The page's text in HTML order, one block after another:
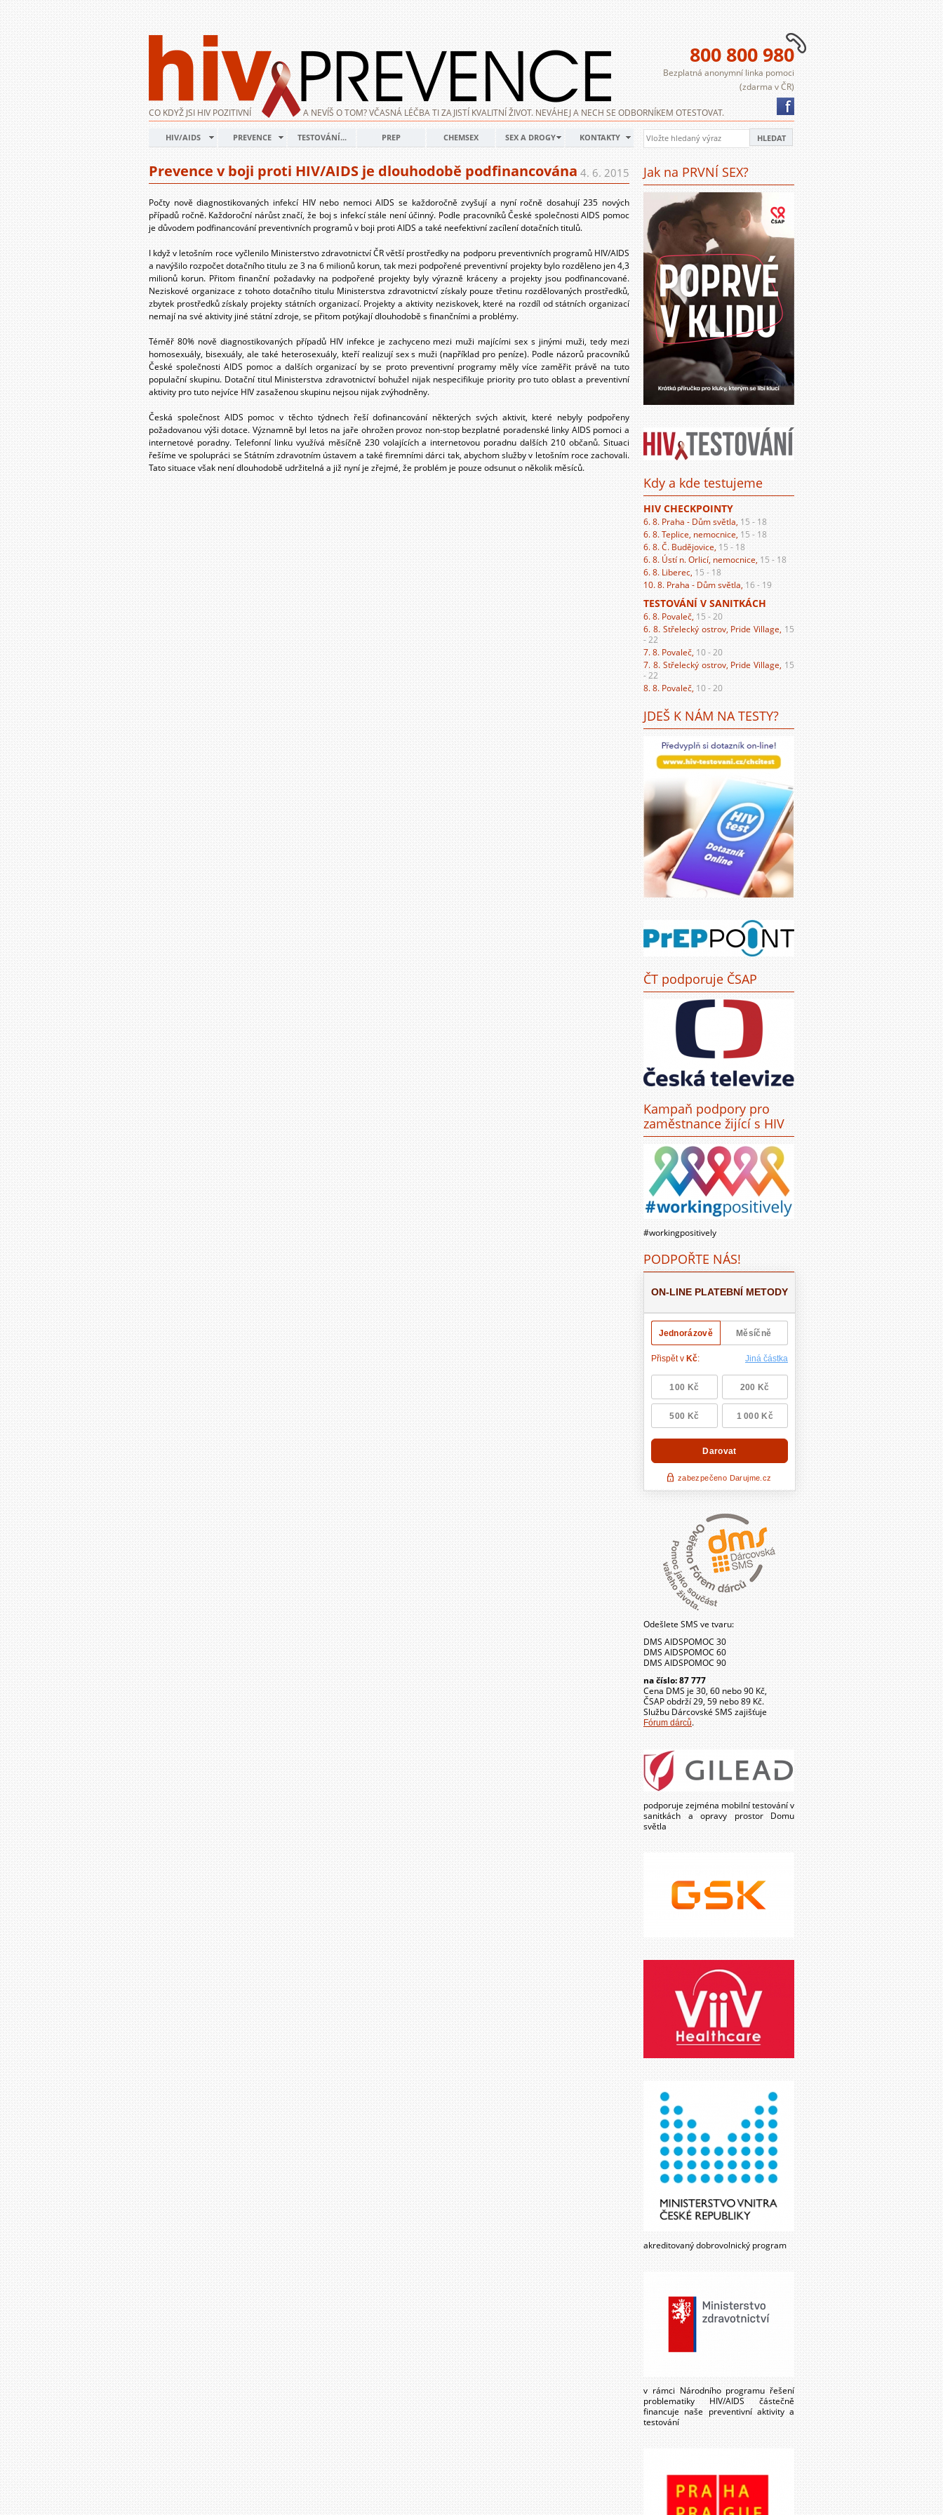
800 800 980
Bezplatná anonymní linka pomoci
(zdarma v ČR)
CO KDYŽ JSI HIV POZITIVNÍ A NEVÍŠ O TOM? VČASNÁ LÉČBA TI ZAJISTÍ KVALITNÍ ŽIVOT. NEVÁHEJ A NECH SE ODBORNÍKEM OTESTOVAT.
HIV/AIDS PREVENCE TESTOVÁNÍ... PREP CHEMSEX SEX A DROGY KONTAKTY
4. 6. 2015
Prevence v boji proti HIV/AIDS je dlouhodobě podfinancována
Počty nově diagnostikovaných infekcí HIV nebo nemoci AIDS se každoročně zvyšují a nyní ročně dosahují 235 nových
případů ročně. Každoroční nárůst značí, že boj s infekcí stále není účinný. Podle pracovníků České společnosti AIDS pomoc
je důvodem podfinancování preventivních programů v boji proti AIDS a také neefektivní zacílení dotačních titulů.
I když v letošním roce vyčlenilo Ministerstvo zdravotnictví ČR větší prostředky na podporu preventivních programů HIV/AIDS
a navýšilo rozpočet dotačního titulu ze 3 na 6 milionů korun, tak mezi podpořené preventivní projekty bylo rozděleno jen 4,3
milionů korun. Přitom finanční požadavky na podpořené projekty byly výrazně kráceny a projekty jsou podfinancované.
Neziskové organizace z tohoto dotačního titulu Ministerstva zdravotnictví získaly pouze třetinu rozdělovaných prostředků,
zbytek prostředků získaly projekty státních organizací. Projekty a aktivity neziskovek, které na rozdíl od státních organizací
nemají na své aktivity jiné státní zdroje, se přitom potýkají dlouhodobě s finančními a problémy.
Téměř 80% nově diagnostikovaných případů HIV infekce je zachyceno mezi muži majícími sex s jinými muži, tedy mezi
homosexuály, bisexuály, ale také heterosexuály, kteří realizují sex s muži (například pro peníze). Podle názorů pracovníků
České společnosti AIDS pomoc a dalších organizací by se proto preventivní programy měly více zaměřit právě na tuto
populační skupinu. Dotační titul Ministerstva zdravotnictví bohužel nijak nespecifikuje priority pro tuto oblast a preventivní
aktivity pro tuto nejvíce HIV zasaženou skupinu nejsou nijak zvýhodněny.
Česká společnost AIDS pomoc v těchto týdnech řeší dofinancování některých svých aktivit, které nebyly podpořeny
požadovanou výši dotace. Významně byl letos na jaře ohrožen provoz non-stop bezplatné poradenské linky AIDS pomoci a
internetové poradny. Telefonní linku využívá měsíčně 230 volajících a internetovou poradnu dalších 210 občanů. Situaci
řešíme ve spolupráci se Státním zdravotním ústavem a také firemními dárci tak, abychom služby v letošním roce zachovali.
Tato situace však není dlouhodobě udržitelná a již nyní je zřejmé, že problém je pouze odsunut o několik měsíců.
Jak na PRVNÍ SEX?
Kdy a kde testujeme
HIV CHECKPOINTY
6. 8. Praha - Dům světla, 15 - 18
6. 8. Teplice, nemocnice, 15 - 18
6. 8. Č. Budějovice, 15 - 18
6. 8. Ústí n. Orlicí, nemocnice, 15 - 18
6. 8. Liberec, 15 - 18
10. 8. Praha - Dům světla, 16 - 19
TESTOVÁNÍ V SANITKÁCH
6. 8. Povaleč, 15 - 20
6. 8. Střelecký ostrov, Pride Village, 15
- 22
7. 8. Povaleč, 10 - 20
7. 8. Střelecký ostrov, Pride Village, 15
- 22
8. 8. Povaleč, 10 - 20
JDEŠ K NÁM NA TESTY?
ČT podporuje ČSAP
Kampaň podpory pro
zaměstnance žijící s HIV
#workingpositively
PODPOŘTE NÁS!
Odešlete SMS ve tvaru:
DMS AIDSPOMOC 30
DMS AIDSPOMOC 60
DMS AIDSPOMOC 90
na číslo: 87 777
Cena DMS je 30, 60 nebo 90 Kč,
ČSAP obdrží 29, 59 nebo 89 Kč.
Službu Dárcovské SMS zajišťuje
Fórum dárců.
podporuje zejména mobilní testování v
sanitkách a opravy prostor Domu
světla
akreditovaný dobrovolnický program
v rámci Národního programu řešení
problematiky HIV/AIDS částečně
financuje naše preventivní aktivity a
testování